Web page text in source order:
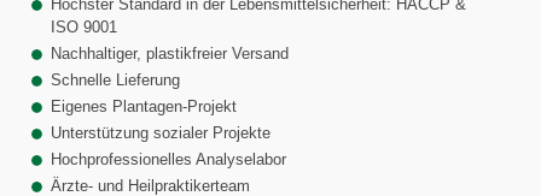
Höchster Standard in der Lebensmittelsicherheit: HACCP &
ISO 9001
Nachhaltiger, plastikfreier Versand
Schnelle Lieferung
Eigenes Plantagen-Projekt
Unterstützung sozialer Projekte
Hochprofessionelles Analyselabor
Ärzte- und Heilpraktikerteam